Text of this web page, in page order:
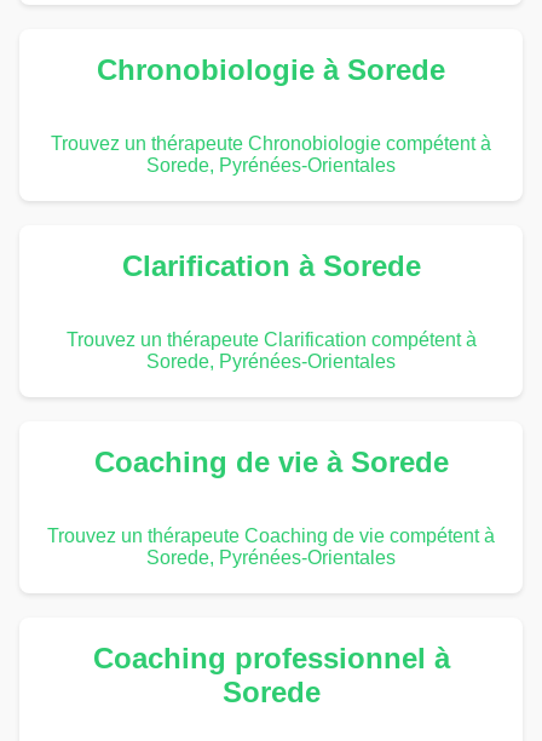
Chronobiologie à Sorede
Trouvez un thérapeute Chronobiologie compétent à
Sorede, Pyrénées-Orientales
Clarification à Sorede
Trouvez un thérapeute Clarification compétent à
Sorede, Pyrénées-Orientales
Coaching de vie à Sorede
Trouvez un thérapeute Coaching de vie compétent à
Sorede, Pyrénées-Orientales
Coaching professionnel à
Sorede